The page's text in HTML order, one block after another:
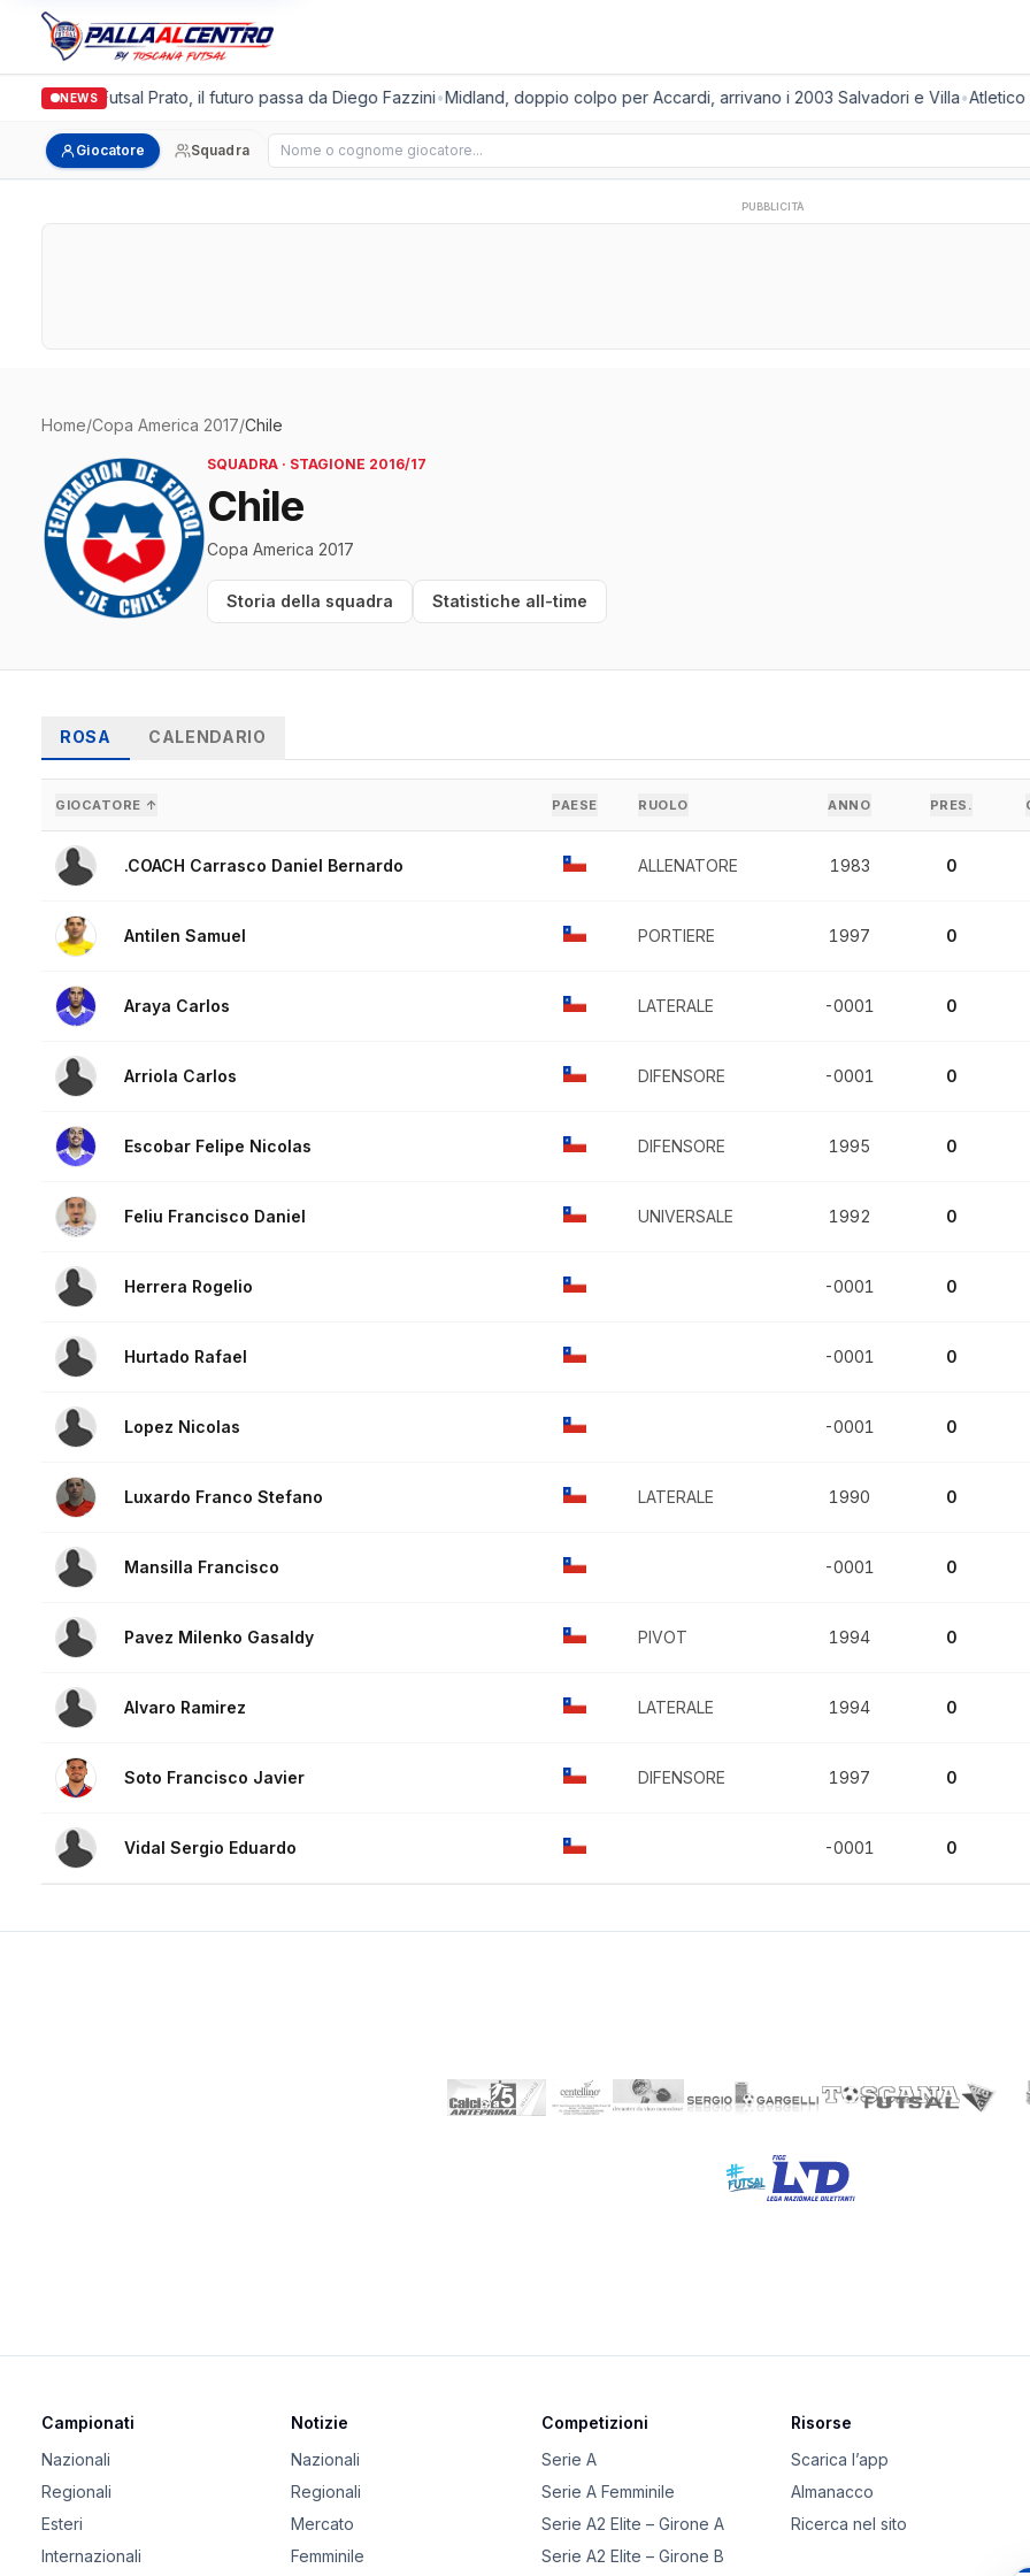
NEWS
Italgronda Futsal Prato, il futuro passa da Diego Fazzini•Midland, doppio colpo per Accardi, arrivano i 2003 Salvadori e Villa•Atletico
Giocatore Squadra Cerca giocatore
PUBBLICITÀ
Home/Copa America 2017/Chile
SQUADRA · STAGIONE 2016/17
Chile
Copa America 2017
Storia della squadra Statistiche all-time
ROSA CALENDARIO
GIOCATORE ↑ PAESE RUOLO ANNO PRES.
.COACH Carrasco Daniel Bernardo ALLENATORE 1983 0
Antilen Samuel PORTIERE 1997 0
Araya Carlos LATERALE -0001 0
Arriola Carlos DIFENSORE -0001 0
Escobar Felipe Nicolas DIFENSORE 1995 0
Feliu Francisco Daniel UNIVERSALE 1992 0
Herrera Rogelio -0001 0
Hurtado Rafael -0001 0
Lopez Nicolas -0001 0
Luxardo Franco Stefano LATERALE 1990 0
Mansilla Francisco -0001 0
Pavez Milenko Gasaldy PIVOT 1994 0
Alvaro Ramirez LATERALE 1994 0
Soto Francisco Javier DIFENSORE 1997 0
Vidal Sergio Eduardo -0001 0
Campionati
Nazionali
Regionali
Esteri
Internazionali
Notizie
Nazionali
Regionali
Mercato
Femminile
Competizioni
Serie A
Serie A Femminile
Serie A2 Elite – Girone A
Serie A2 Elite – Girone B
Risorse
Scarica l’app
Almanacco
Ricerca nel sito